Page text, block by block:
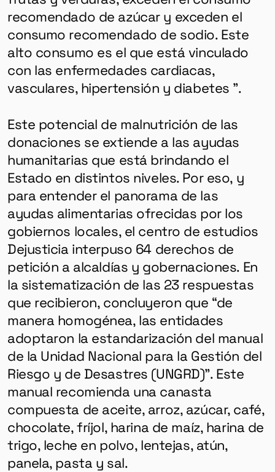
recomendado de azúcar y exceden el
consumo recomendado de sodio. Este
alto consumo es el que está vinculado
con las enfermedades cardiacas,
vasculares, hipertensión y diabetes ”.
Este potencial de malnutrición de las
donaciones se extiende a las ayudas
humanitarias que está brindando el
Estado en distintos niveles. Por eso, y
para entender el panorama de las
ayudas alimentarias ofrecidas por los
gobiernos locales, el centro de estudios
Dejusticia interpuso 64 derechos de
petición a alcaldías y gobernaciones. En
la sistematización de las 23 respuestas
que recibieron, concluyeron que “de
manera homogénea, las entidades
adoptaron la estandarización del manual
de la Unidad Nacional para la Gestión del
Riesgo y de Desastres (UNGRD)”. Este
manual recomienda una canasta
compuesta de aceite, arroz, azúcar, café,
chocolate, fríjol, harina de maíz, harina de
trigo, leche en polvo, lentejas, atún,
panela, pasta y sal.